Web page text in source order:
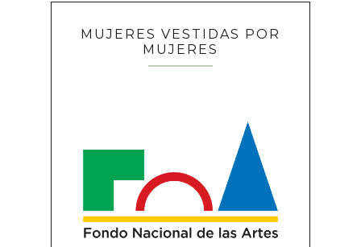
MUJERES VESTIDAS POR
MUJERES